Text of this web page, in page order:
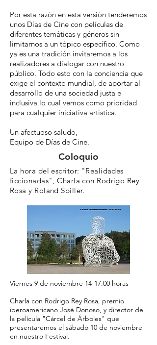
Por esta razón en esta versión tenderemos
unos Días de Cine con películas de
diferentes temáticas y géneros sin
limitarnos a un tópico específico. Como
ya es una tradición invitaremos a los
realizadores a dialogar con nuestro
público. Todo esto con la conciencia que
exige el contexto mundial, de aportar al
desarrollo de una sociedad justa e
inclusiva lo cual vemos como prioridad
para cualquier iniciativa artística.
Un afectuoso saludo,
Equipo de Días de Cine.
Coloquio
La hora del escritor: "Realidades
ficcionadas", Charla con Rodrigo Rey
Rosa y Roland Spiller.
Viernes 9 de noviembre 14-17:00 horas
Charla con Rodrigo Rey Rosa, premio
iberoamericano José Donoso, y director de
la película "Cárcel de Árboles" que
presentaremos el sábado 10 de noviembre
en nuestro Festival.